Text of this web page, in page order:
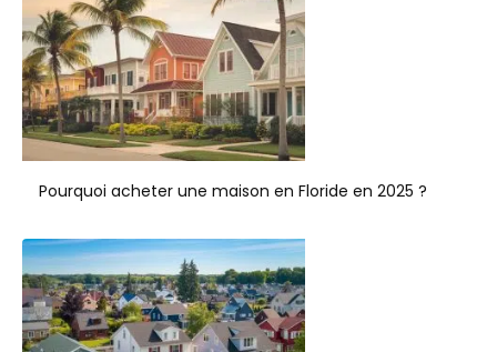
Pourquoi acheter une maison en Floride en 2025 ?